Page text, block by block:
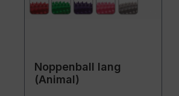
Noppenball lang
(Animal)